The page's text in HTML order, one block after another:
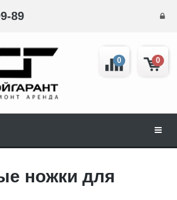
89
0
0
ножки для